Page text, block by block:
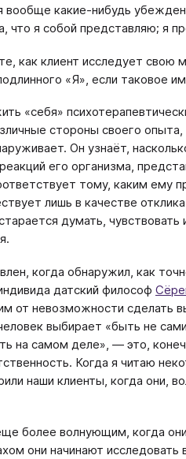
вообще какие-нибудь
что я собой представляю; я
как клиент исследует свою
«Я», если таковое
«себя»
стороны своего
Он узнаёт,
его организма,
тому, каким ему
лишь в качестве
думать,
когда обнаружил, как
датский философ
от невозможности сделать
выбирает «быть не
на самом деле», ― это,
Когда я читаю
наши клиенты, когда они,
более волнующим, когда
они начинают